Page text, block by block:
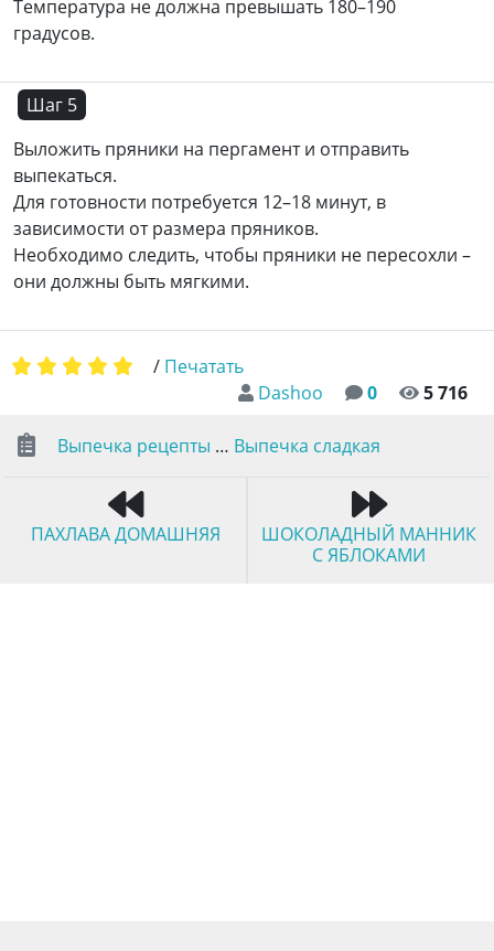
Температура не должна превышать 180–190
градусов.
Шаг 5
Выложить пряники на пергамент и отправить
выпекаться.
Для готовности потребуется 12–18 минут, в
зависимости от размера пряников.
Необходимо следить, чтобы пряники не пересохли –
они должны быть мягкими.
Dashoo 0 5 716
/ Печатать
Выпечка рецепты … Выпечка сладкая
ПАХЛАВА ДОМАШНЯЯ
ШОКОЛАДНЫЙ МАННИК
С ЯБЛОКАМИ